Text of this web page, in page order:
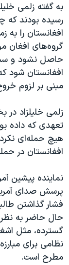
به گفته زلمی
رسیده بودند که
افغانستان را
گروه‌های افغان
حاصل نشود و
افغانستان شود
مبنی بر لزوم
زلمی خلیلزاد
هیچ حمله‌ای
افغانستان در
نماینده پیشین
پرسش صدای
فشار گذاشتن
حال حاضر به
گسترده، مثل
نظامی برای
مطرح است.